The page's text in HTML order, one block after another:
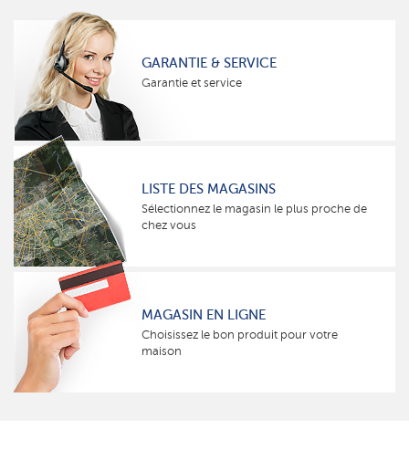
GARANTIE & SERVICE
Garantie et service
LISTE DES MAGASINS
Sélectionnez le magasin le plus proche de
chez vous
MAGASIN EN LIGNE
Choisissez le bon produit pour votre
maison